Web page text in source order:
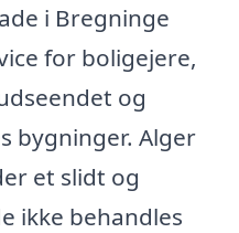
i Bregninge
for boligejere,
og
bygninger. Alger
et slidt og
ikke behandles